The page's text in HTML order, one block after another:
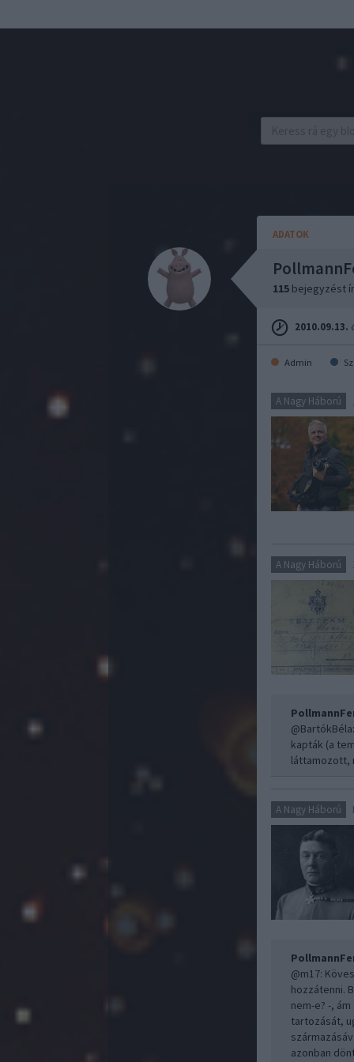
ADATOK
115 bejegyzést
2010.09.13.
Admin
A Nagy Háború
A Nagy Háború
@BartókBéla
kapták (a
láttamozott,
A Nagy Háború
@m17:
hozzátenni.
nem-e? -,
tartozását,
azonban